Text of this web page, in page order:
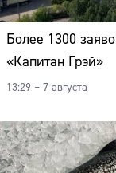
Более 1300
«Капитан Грэй»
13:29 – 7 августа